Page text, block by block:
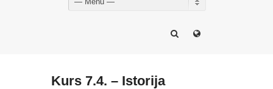
Kurs 7.4. – Istorija